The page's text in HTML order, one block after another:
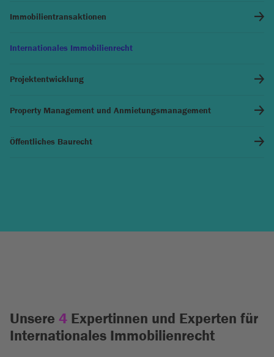
Immobilientransaktionen
Internationales Immobilienrecht
Projektentwicklung
Property Management und Anmietungsmanagement
Öffentliches Baurecht
Unsere 4 Expertinnen und Experten für
Internationales Immobilienrecht